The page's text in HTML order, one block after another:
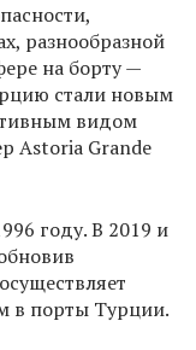
разнообразной
на борту —
стали новым
видом
Astoria Grande
году. В 2019 и
в порты Турции.